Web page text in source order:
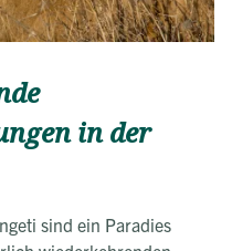
in der
sind ein Paradies